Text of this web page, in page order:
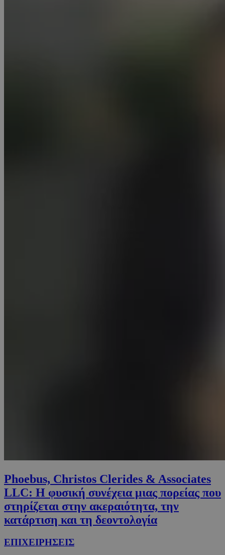
Phoebus, Christos Clerides & Associates
LLC: Η φυσική συνέχεια μιας πορείας που
στηρίζεται στην ακεραιότητα, την
κατάρτιση και τη δεοντολογία
ΕΠΙΧΕΙΡΗΣΕΙΣ